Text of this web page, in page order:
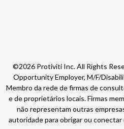
©2026 Protiviti Inc. All Rights
Opportunity Employer, M/F/
Membro da rede de firmas de
e de proprietários locais. Firmas
não representam outras
autoridade para obrigar ou